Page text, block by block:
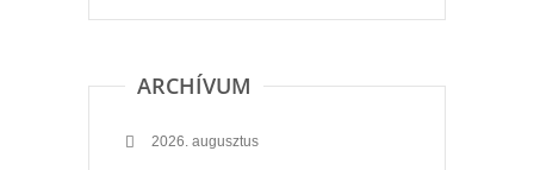
ARCHÍVUM
2026. augusztus